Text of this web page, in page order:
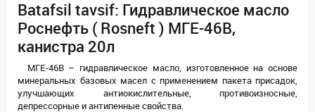
Batafsil tavsif: Гидравлическое масло
Роснефть ( Rosneft ) МГЕ-46В,
канистра 20л
МГЕ-46В – гидравлическое масло, изготовленное на основе
минеральных базовых масел с применением пакета присадок,
улучшающих антиокислительные, противоизносные,
депрессорные и антипенные свойства.